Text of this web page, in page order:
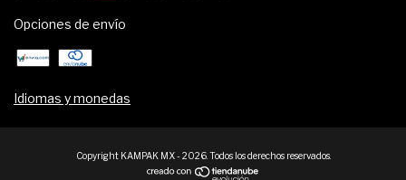
Opciones de envío
Idiomas y monedas
Copyright KAMPAK MX - 2026. Todos los derechos reservados.